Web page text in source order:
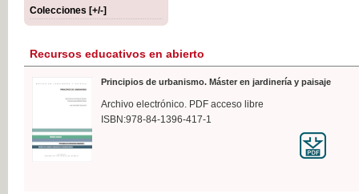
Colecciones [+/-]
Recursos educativos en abierto
Principios de urbanismo. Máster en jardinería y paisaje
Archivo electrónico. PDF acceso libre
ISBN:978-84-1396-417-1